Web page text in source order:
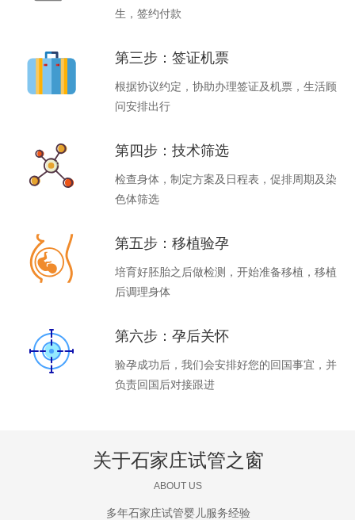
生，签约付款
第三步：签证机票
根据协议约定，协助办理签证及机票，生活顾
问安排出行
第四步：技术筛选
检查身体，制定方案及日程表，促排周期及染
色体筛选
第五步：移植验孕
培育好胚胎之后做检测，开始准备移植，移植
后调理身体
第六步：孕后关怀
验孕成功后，我们会安排好您的回国事宜，并
负责回国后对接跟进
关于石家庄试管之窗
ABOUT US
多年石家庄试管婴儿服务经验